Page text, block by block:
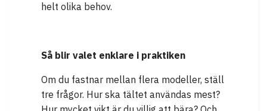
helt olika behov.
Så blir valet enklare i praktiken
Om du fastnar mellan flera modeller, ställ
tre frågor. Hur ska tältet användas mest?